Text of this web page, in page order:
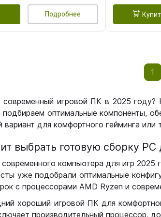
Подробнее
1
современный игровой ПК в 2025
оптимальные компоненты,
для комфортного гейминга
выбрать готовую сборку РС
современного компьютера для игр
уже подобрали оптимальные
с процессорами AMD Ryzen и
хороший игровой ПК для
производительный процессор,